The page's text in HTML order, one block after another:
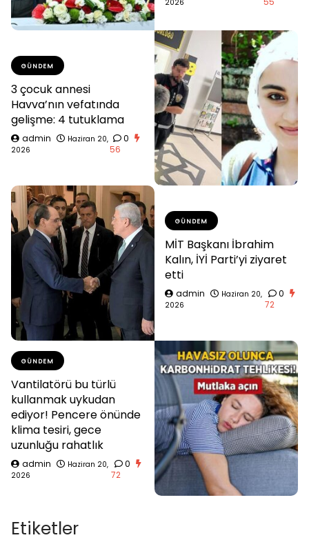
2026
GÜNDEM
3 çocuk annesi
Havva’nın vefatında
gelişme: 4 tutuklama
admin
Haziran 20,
2026
0
56
GÜNDEM
MİT Başkanı İbrahim
Kalın, İYİ Parti’yi ziyaret
etti
admin
Haziran 20,
2026
0
72
GÜNDEM
Vantilatörü bu türlü
kullanmak uykudan
ediyor! Pencere önünde
klima tesiri, gece
uzunluğu rahatlık
admin
Haziran 20,
2026
0
72
Etiketler